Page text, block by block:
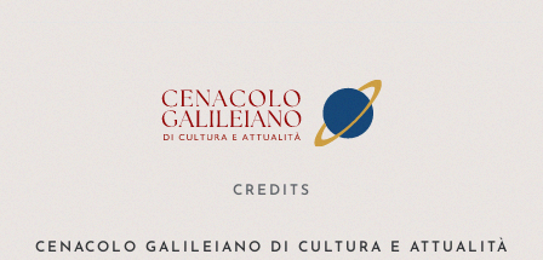
CREDITS
CENACOLO GALILEIANO DI CULTURA E ATTUALITÀ